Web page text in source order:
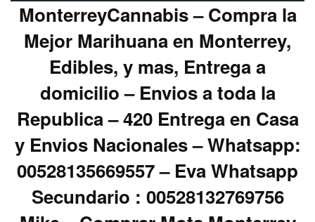
MonterreyCannabis – Compra la
Mejor Marihuana en Monterrey,
Edibles, y mas, Entrega a
domicilio – Envios a toda la
Republica – 420 Entrega en Casa
y Envios Nacionales – Whatsapp:
00528135669557 – Eva Whatsapp
Secundario : 00528132769756